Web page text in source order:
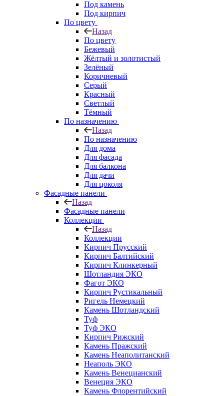
Под камень
Под кирпич
По цвету
Назад
По цвету
Бежевый
Жёлтый и золотистый
Зелёный
Коричневый
Серый
Красный
Светлый
Тёмный
По назначению
Назад
По назначению
Для дома
Для фасада
Для балкона
Для дачи
Для цоколя
Фасадные панели
Назад
Фасадные панели
Коллекции
Назад
Коллекции
Кирпич Прусский
Кирпич Балтийский
Кирпич Клинкерный
Шотландия ЭКО
Фагот ЭКО
Кирпич Рустикальный
Ригель Немецкий
Камень Шотландский
Туф
Туф ЭКО
Кирпич Рижский
Камень Пражский
Камень Неаполитанский
Неаполь ЭКО
Камень Венецианский
Венеция ЭКО
Камень Флорентийский